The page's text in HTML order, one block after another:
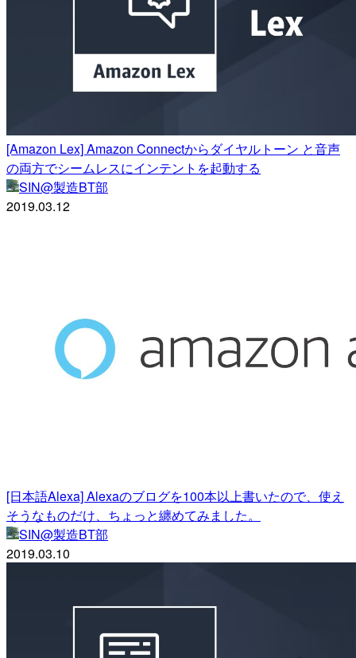
[Amazon Lex] Amazon Connectからダイヤルトーン と音声
の両方でシームレスにインテントを起動する
SIN@製造BT部
2019.03.12
[日本語Alexa] Alexaのブログを100本以上書いたので、使え
そうなものだけ、ちょっと纏めてみました。
SIN@製造BT部
2019.03.10